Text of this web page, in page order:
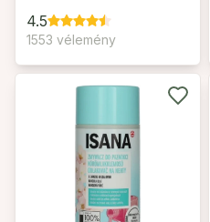
SPF15
4.5
1553 vélemény